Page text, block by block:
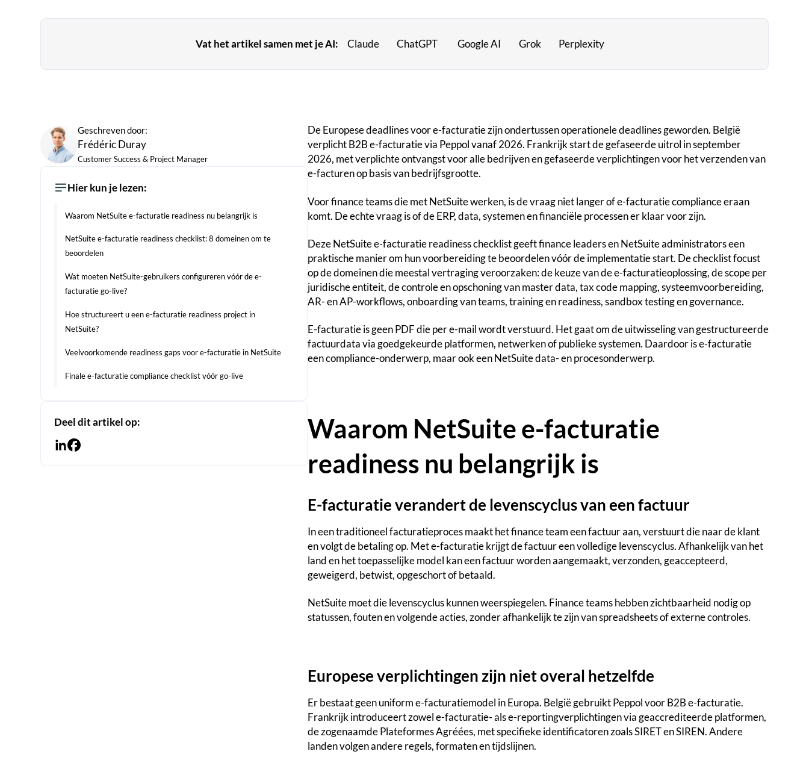
Vat het artikel samen met je AI: Claude ChatGPT Google AI Grok Perplexity
Geschreven door:
Frédéric Duray
Customer Success & Project Manager
Hier kun je lezen:
Waarom NetSuite e-facturatie readiness nu belangrijk is
NetSuite e-facturatie readiness checklist: 8 domeinen om te
beoordelen
Wat moeten NetSuite-gebruikers configureren vóór de e-
facturatie go-live?
Hoe structureert u een e-facturatie readiness project in
NetSuite?
Veelvoorkomende readiness gaps voor e-facturatie in NetSuite
Finale e-facturatie compliance checklist vóór go-live
Deel dit artikel op:
De Europese deadlines voor e-facturatie zijn ondertussen operationele deadlines geworden. België
verplicht B2B e-facturatie via Peppol vanaf 2026. Frankrijk start de gefaseerde uitrol in september
2026, met verplichte ontvangst voor alle bedrijven en gefaseerde verplichtingen voor het verzenden van
e-facturen op basis van bedrijfsgrootte.
Voor finance teams die met NetSuite werken, is de vraag niet langer of e-facturatie compliance eraan
komt. De echte vraag is of de ERP, data, systemen en financiële processen er klaar voor zijn.
Deze NetSuite e-facturatie readiness checklist geeft finance leaders en NetSuite administrators een
praktische manier om hun voorbereiding te beoordelen vóór de implementatie start. De checklist focust
op de domeinen die meestal vertraging veroorzaken: de keuze van de e-facturatieoplossing, de scope per
juridische entiteit, de controle en opschoning van master data, tax code mapping, systeemvoorbereiding,
AR- en AP-workflows, onboarding van teams, training en readiness, sandbox testing en governance.
E-facturatie is geen PDF die per e-mail wordt verstuurd. Het gaat om de uitwisseling van gestructureerde
factuurdata via goedgekeurde platformen, netwerken of publieke systemen. Daardoor is e-facturatie
een compliance-onderwerp, maar ook een NetSuite data- en procesonderwerp.
Waarom NetSuite e-facturatie
readiness nu belangrijk is
E-facturatie verandert de levenscyclus van een factuur
In een traditioneel facturatieproces maakt het finance team een factuur aan, verstuurt die naar de klant
en volgt de betaling op. Met e-facturatie krijgt de factuur een volledige levenscyclus. Afhankelijk van het
land en het toepasselijke model kan een factuur worden aangemaakt, verzonden, geaccepteerd,
geweigerd, betwist, opgeschort of betaald.
NetSuite moet die levenscyclus kunnen weerspiegelen. Finance teams hebben zichtbaarheid nodig op
statussen, fouten en volgende acties, zonder afhankelijk te zijn van spreadsheets of externe controles.
Europese verplichtingen zijn niet overal hetzelfde
Er bestaat geen uniform e-facturatiemodel in Europa. België gebruikt Peppol voor B2B e-facturatie.
Frankrijk introduceert zowel e-facturatie- als e-reportingverplichtingen via geaccrediteerde platformen,
de zogenaamde Plateformes Agréées, met specifieke identificatoren zoals SIRET en SIREN. Andere
landen volgen andere regels, formaten en tijdslijnen.